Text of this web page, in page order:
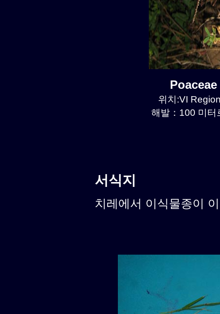
위치:VI
해발：100 미터
서식지
치레에서 이식물종이